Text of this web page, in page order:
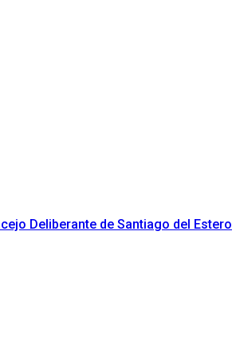
Deliberante de Santiago del Estero